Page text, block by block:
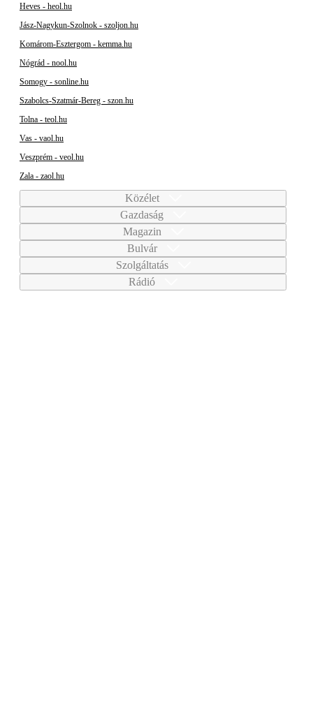
Heves - heol.hu
Jász-Nagykun-Szolnok - szoljon.hu
Komárom-Esztergom - kemma.hu
Nógrád - nool.hu
Somogy - sonline.hu
Szabolcs-Szatmár-Bereg - szon.hu
Tolna - teol.hu
Vas - vaol.hu
Veszprém - veol.hu
Zala - zaol.hu
Közélet
Gazdaság
Magazin
Bulvár
Szolgáltatás
Rádió